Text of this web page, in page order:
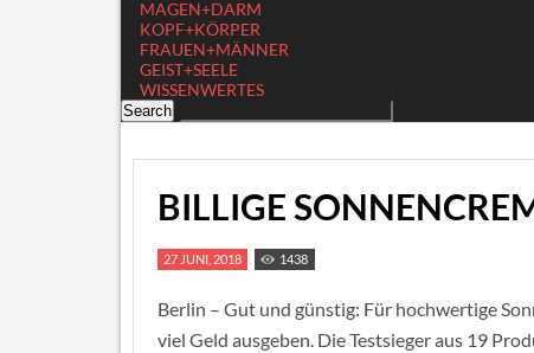
MAGEN+DARM
KOPF+KÖRPER
FRAUEN+MÄNNER
GEIST+SEELE
WISSENWERTES
BILLIGE
27 JUNI, 2018 1438
Berlin – Gut und günstig: Für hochwertige
viel Geld ausgeben. Die Testsieger aus 19